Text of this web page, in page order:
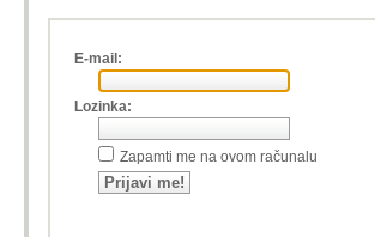
E-mail:
Lozinka:
Zapamti me na ovom računalu